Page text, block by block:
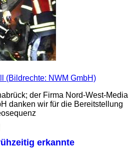
(Bildrechte: NWM GmbH)
der Firma Nord-West-Media
danken wir für die Bereitstellung
erkannte